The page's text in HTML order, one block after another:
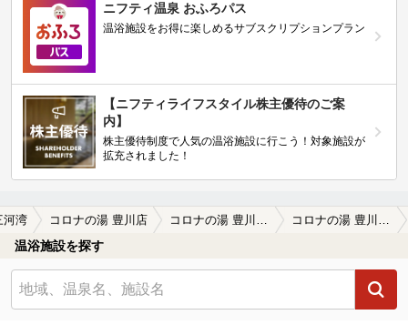
ニフティ温泉 おふろパス
温浴施設をお得に楽しめるサブスクリプションプラン
【ニフティライフスタイル株主優待のご案
内】
株主優待制度で人気の温浴施設に行こう！対象施設が
拡充されました！
河湾 コロナの湯 豊川店 コロナの湯 豊川店の口コミ一覧 コロナの湯 豊川店の口コミ 最近食事スペースがリニューアルされてお…
温浴施設を探す